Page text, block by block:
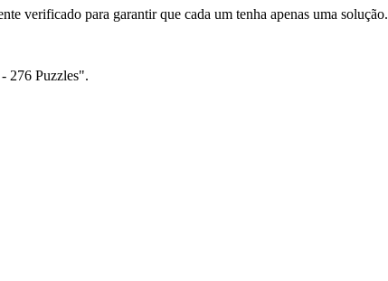
verificado para garantir que cada um tenha apenas uma solução.
276 Puzzles".